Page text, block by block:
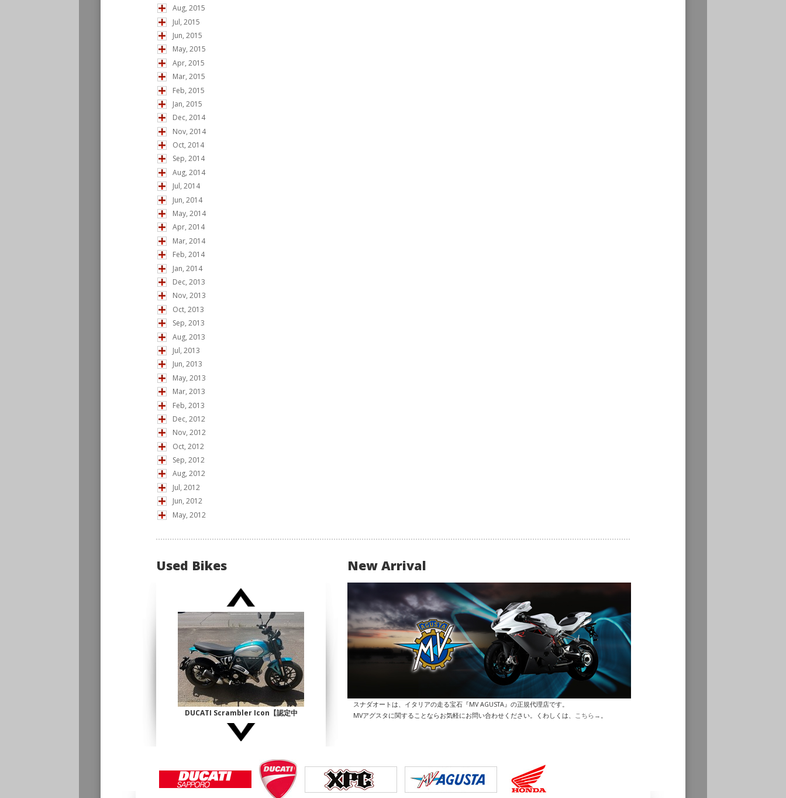
Aug, 2015
Jul, 2015
Jun, 2015
May, 2015
Apr, 2015
Mar, 2015
Feb, 2015
Jan, 2015
Dec, 2014
Nov, 2014
Oct, 2014
Sep, 2014
Aug, 2014
Jul, 2014
Jun, 2014
May, 2014
Apr, 2014
Mar, 2014
Feb, 2014
Jan, 2014
Dec, 2013
Nov, 2013
Oct, 2013
Sep, 2013
Aug, 2013
Jul, 2013
Jun, 2013
May, 2013
Mar, 2013
Feb, 2013
Dec, 2012
Nov, 2012
Oct, 2012
Sep, 2012
Aug, 2012
Jul, 2012
Jun, 2012
May, 2012
Used Bikes
DUCATI Scrambler Icon【認定中
古】
¥1,140,000
New Arrival
スナダオートは、イタリアの走る宝石『MV AGUSTA』の正規代理店です。
MVアグスタに関することならお気軽にお問い合わせください。くわしくは、
こちら→